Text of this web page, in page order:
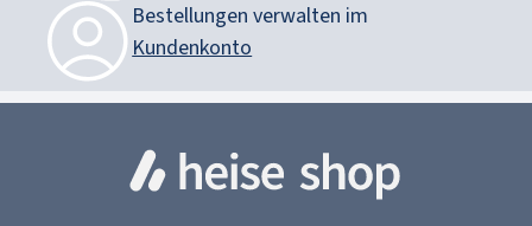
Bestellungen verwalten im
Kundenkonto